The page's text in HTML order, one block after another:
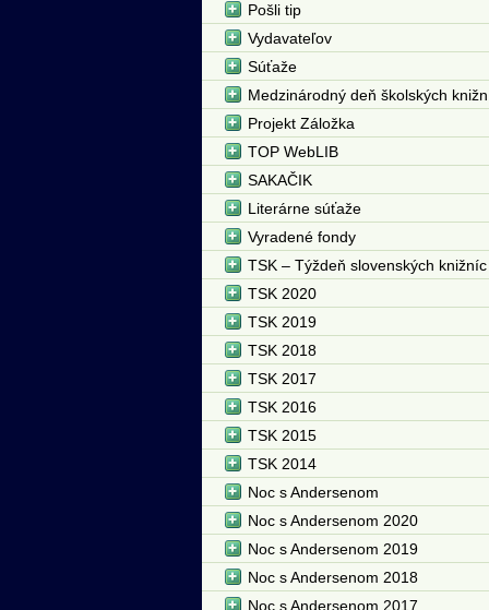
Pošli tip
Vydavateľov
Súťaže
Medzinárodný deň školských
Projekt Záložka
TOP WebLIB
SAKAČIK
Literárne súťaže
Vyradené fondy
TSK – Týždeň slovenských knižníc
TSK 2020
TSK 2019
TSK 2018
TSK 2017
TSK 2016
TSK 2015
TSK 2014
Noc s Andersenom
Noc s Andersenom 2020
Noc s Andersenom 2019
Noc s Andersenom 2018
Noc s Andersenom 2017